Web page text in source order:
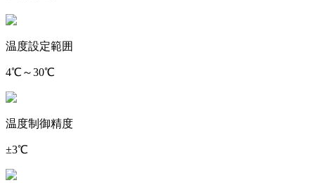
温度設定範囲
4℃～30℃
温度制御精度
±3℃